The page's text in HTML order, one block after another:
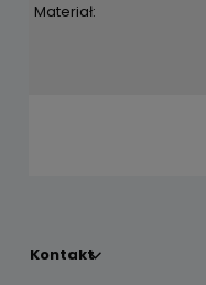
Materiał:
Kontakt